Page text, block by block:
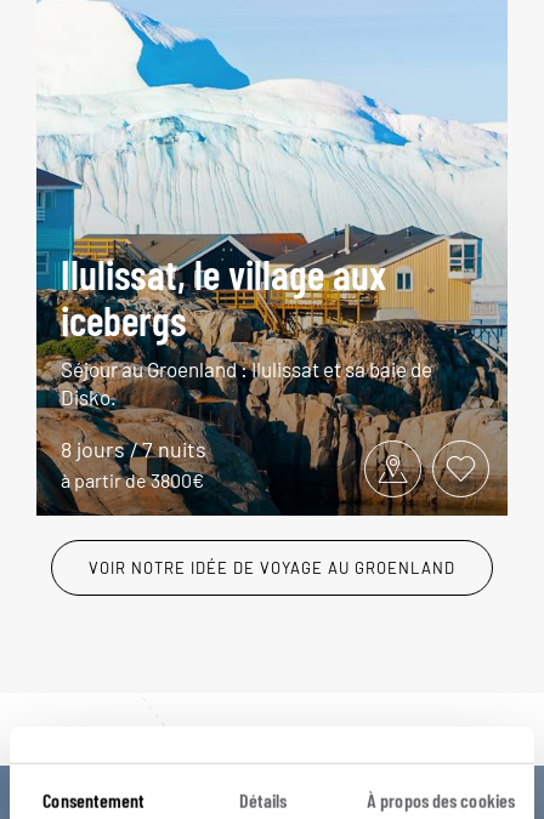
Consentement Détails À propos des cookies
Ilulissat, le village aux
icebergs
Séjour au Groenland : Ilulissat et sa baie de
Disko.
8 jours / 7 nuits
à partir de 3800€
VOIR NOTRE IDÉE DE VOYAGE AU GROENLAND